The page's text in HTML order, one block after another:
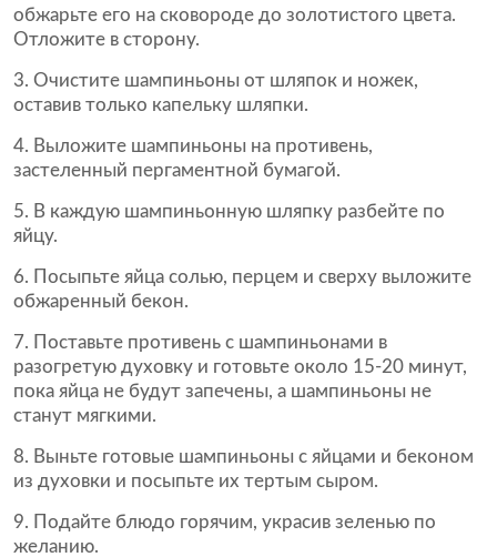
обжарьте его на сковороде до золотистого цвета.
Отложите в сторону.
Очистите шампиньоны от шляпок и ножек,
оставив только капельку шляпки.
Выложите шампиньоны на противень,
застеленный пергаментной бумагой.
В каждую шампиньонную шляпку разбейте по
яйцу.
Посыпьте яйца солью, перцем и сверху выложите
обжаренный бекон.
Поставьте противень с шампиньонами в
разогретую духовку и готовьте около 15-20 минут,
пока яйца не будут запечены, а шампиньоны не
станут мягкими.
Выньте готовые шампиньоны с яйцами и беконом
из духовки и посыпьте их тертым сыром.
Подайте блюдо горячим, украсив зеленью по
желанию.